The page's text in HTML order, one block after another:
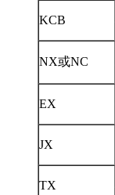
KCB
NX或NC
EX
JX
TX